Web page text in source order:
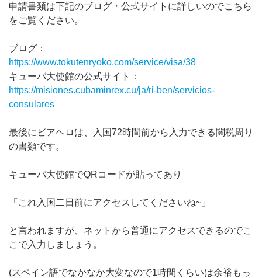
申請書類は下記のブログ・公式サイトに詳しいのでこちら
をご覧ください。
ブログ：
https://www.tokutenryoko.com/service/visa/38
キューバ大使館の公式サイト：
https://misiones.cubaminrex.cu/ja/ri-ben/servicios-
consulares
最後にビアヘロは、入国72時間前から入力できる関税周り
の書類です。
キューバ大使館でQRコードが貼ってあり
「これ入国二日前にアクセスしてくださいね~」
と言われますが、ネットから普通にアクセスできるのでこ
こで入力しましょう。
(スペイン語でなかなか大変なので1時間くらいは余裕もっ